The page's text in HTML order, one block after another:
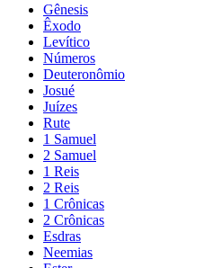
Gênesis
Êxodo
Levítico
Números
Deuteronômio
Josué
Juízes
Rute
1 Samuel
2 Samuel
1 Reis
2 Reis
1 Crônicas
2 Crônicas
Esdras
Neemias